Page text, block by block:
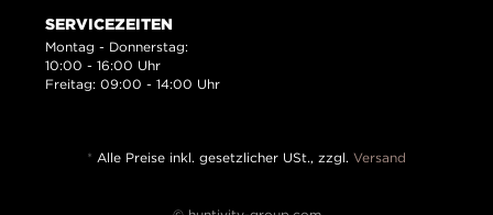
SERVICEZEITEN
Montag - Donnerstag:
10:00 - 16:00 Uhr
Freitag: 09:00 - 14:00 Uhr
* Alle Preise inkl. gesetzlicher USt., zzgl. Versand